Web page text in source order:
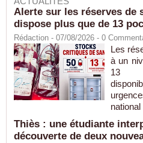
Alerte sur les réserves de
dispose plus que de 13
Rédaction - 07/08/2026 - 0
Les
à un
13
Thiès : une étudiante
découverte de deux